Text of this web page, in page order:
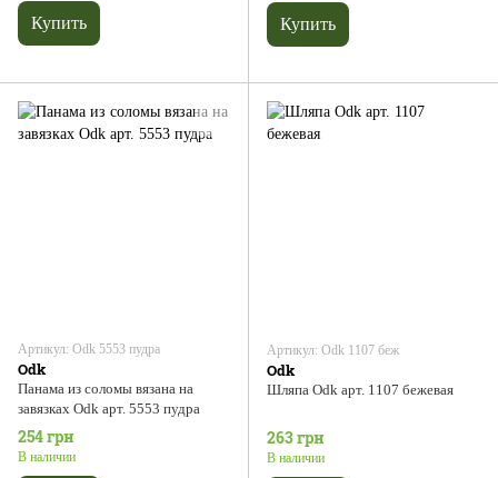
Купить Купить
Артикул: Odk 5553 пудра
Odk
Панама из соломы вязана на
завязках Odk арт. 5553 пудра
254 грн
В наличии
Артикул: Odk 1107 беж
Odk
Шляпа Odk арт. 1107 бежевая
263 грн
В наличии